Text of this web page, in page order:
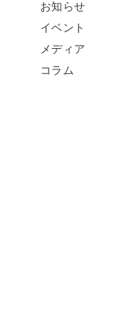
お知らせ
イベント
メディア
コラム